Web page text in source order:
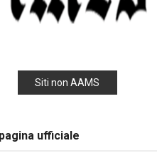
Siti non AAMS
ufficiale